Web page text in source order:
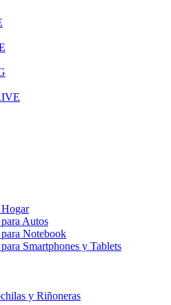
Autos
Notebook
Smartphones y Tablets
y Riñoneras